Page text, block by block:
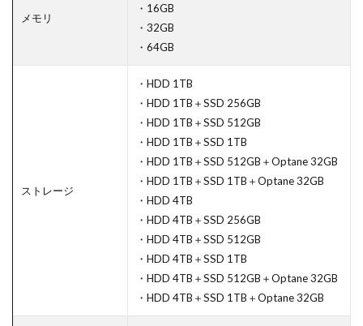
メモリ
・16GB
・32GB
・64GB
ストレージ
・HDD 1TB
・HDD 1TB＋SSD 256GB
・HDD 1TB＋SSD 512GB
・HDD 1TB＋SSD 1TB
・HDD 1TB＋SSD 512GB＋Optane 32GB
・HDD 1TB＋SSD 1TB＋Optane 32GB
・HDD 4TB
・HDD 4TB＋SSD 256GB
・HDD 4TB＋SSD 512GB
・HDD 4TB＋SSD 1TB
・HDD 4TB＋SSD 512GB＋Optane 32GB
・HDD 4TB＋SSD 1TB＋Optane 32GB